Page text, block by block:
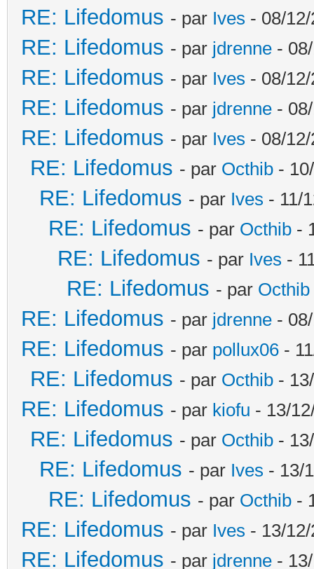
RE: Lifedomus - par Ives - 08/
RE: Lifedomus - par jdrenne -
RE: Lifedomus - par Ives - 08/
RE: Lifedomus - par jdrenne -
RE: Lifedomus - par Ives - 08/
RE: Lifedomus - par Octhib -
RE: Lifedomus - par Ives - 11/
RE: Lifedomus - par Octhib -
RE: Lifedomus - par Ives -
RE: Lifedomus - par Octhib
RE: Lifedomus - par jdrenne -
RE: Lifedomus - par pollux06 -
RE: Lifedomus - par Octhib -
RE: Lifedomus - par kiofu - 13/
RE: Lifedomus - par Octhib -
RE: Lifedomus - par Ives - 13/
RE: Lifedomus - par Octhib -
RE: Lifedomus - par Ives - 13/
RE: Lifedomus - par jdrenne -